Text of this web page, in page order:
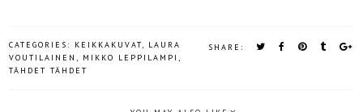
SHARE:
CATEGORIES: KEIKKAKUVAT, LAURA
VOUTILAINEN, MIKKO LEPPILAMPI,
TÄHDET TÄHDET